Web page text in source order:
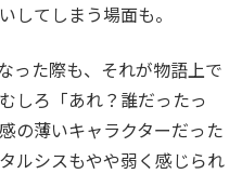
してしまう場面も。
った際も、それが物語上で
しろ「あれ？誰だったっ
の薄いキャラクターだった
ルシスもやや弱く感じられ